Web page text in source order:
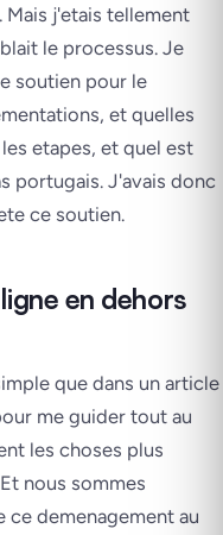
Mais j'etais tellement
le processus. Je
soutien pour le
et quelles
etapes, et quel est
portugais. J'avais donc
ce soutien.
en dehors
que dans un article
me guider tout au
les choses plus
nous sommes
ce demenagement au